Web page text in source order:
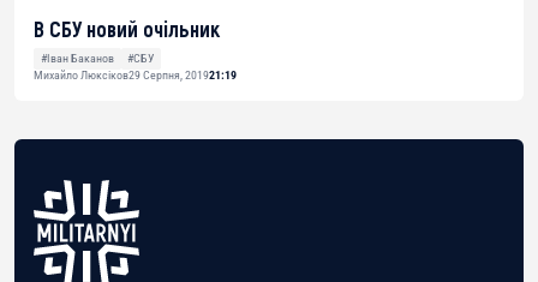
В СБУ новий очільник
#Іван Баканов
#СБУ
Михайло Люксіков29 Серпня, 201921:19